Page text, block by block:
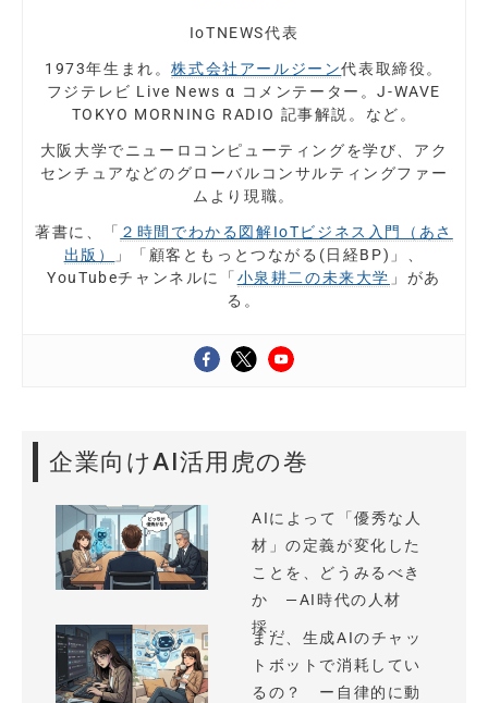
IoTNEWS代表
1973年生まれ。株式会社アールジーン代表取締役。
フジテレビ Live News α コメンテーター。J-WAVE
TOKYO MORNING RADIO 記事解説。など。
大阪大学でニューロコンピューティングを学び、アク
センチュアなどのグローバルコンサルティングファー
ムより現職。
著書に、「 ２時間でわかる図解IoTビジネス入門（あさ
出版）
」「顧客ともっとつながる(日経BP)」、
YouTubeチャンネルに「 小泉耕二の未来大学 」があ
る。
企業向けAI活用虎の巻
AIによって「優秀な人
材」の定義が変化した
ことを、どうみるべき
か —AI時代の人材
採...
まだ、生成AIのチャッ
トボットで消耗してい
るの？ ー自律的に動